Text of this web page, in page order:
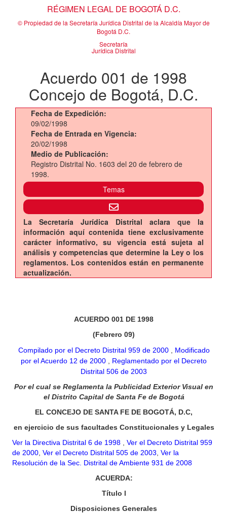
RÉGIMEN LEGAL DE BOGOTÁ D.C.
© Propiedad de la Secretaría Jurídica Distrital de la Alcaldía Mayor de
Bogotá D.C.
Secretaría
Jurídica Distrital
Acuerdo 001 de 1998
Concejo de Bogotá, D.C.
Fecha de Expedición:
09/02/1998
Fecha de Entrada en Vigencia:
20/02/1998
Medio de Publicación:
Registro Distrital No. 1603 del 20 de febrero de
1998.
Temas
La Secretaría Jurídica Distrital aclara que la
información aquí contenida tiene exclusivamente
carácter informativo, su vigencia está sujeta al
análisis y competencias que determine la Ley o los
reglamentos. Los contenidos están en permanente
actualización.
ACUERDO 001 DE 1998
(Febrero 09)
Compilado por el Decreto Distrital 959 de 2000, Modificado
por el Acuerdo 12 de 2000
Reglamentado por el Decreto
Distrital 506 de 2003
Por el cual se Reglamenta la Publicidad Exterior Visual en
el Distrito Capital de Santa Fe de Bogotá
EL CONCEJO DE SANTA FE DE BOGOTÁ, D.C,
en ejercicio de sus facultades Constitucionales y Legales
Ver la Directiva Distrital 6 de 1998
Ver el Decreto Distrital 959
de 2000 Ver el Decreto Distrital 505 de 2003 Ver la
Resolución de la Sec. Distrital de Ambiente 931 de 2008
ACUERDA:
Título l
Disposiciones Generales